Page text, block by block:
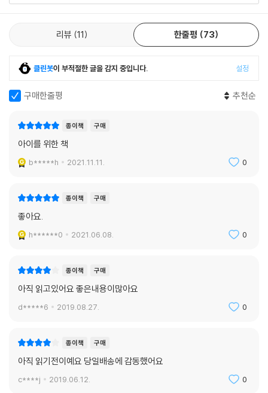
사회성도 함께 커진다.
“어른이 되면 불안도 커진다”_초기 치료의 중요성
다. 아이의 첫 입학, 첫 여름 캠프, 첫 자전거 타기 등은 그와 관련된 부모의
연관되면서 부모가 어떤 일을 겪으며 불안해했던 기억이 비슷한 일을 겪는
폭스먼 박사의 연구에 따르면, 어른이 되어 불안장애를 갖게 된 사람들은
대부분 어릴 때 학교를 두려워하고, 예민하고, 내성적이고, 사회적인 불안
이 심하고, 사람들 앞에서 말하는 것을 꺼리는 등 일찌감치 그런 조짐을 보
였다. 수많은 아이들을 치료해온 결과, “초기에 적절한 개입이 이뤄지면 불
다”고 한다. 또 불안은 대개 어릴 때부터 시작되지만 “언제라도, 어른이 되
리뷰 11 한줄평 73
클린봇이 부적절한 글을 감지 중입니다. 설정
구매한줄평 추천순
종이책 구매
아이를 위한 책
b*****h 2021.11.11. 0
종이책 구매
좋아요.
h******0 2021.06.08. 0
종이책 구매
아직 읽고있어요 좋은내용이많아요
d*****6 2019.08.27. 0
종이책 구매
아직 읽기전이예요 당일배송에 감동했어요
c****j 2019.06.12. 0